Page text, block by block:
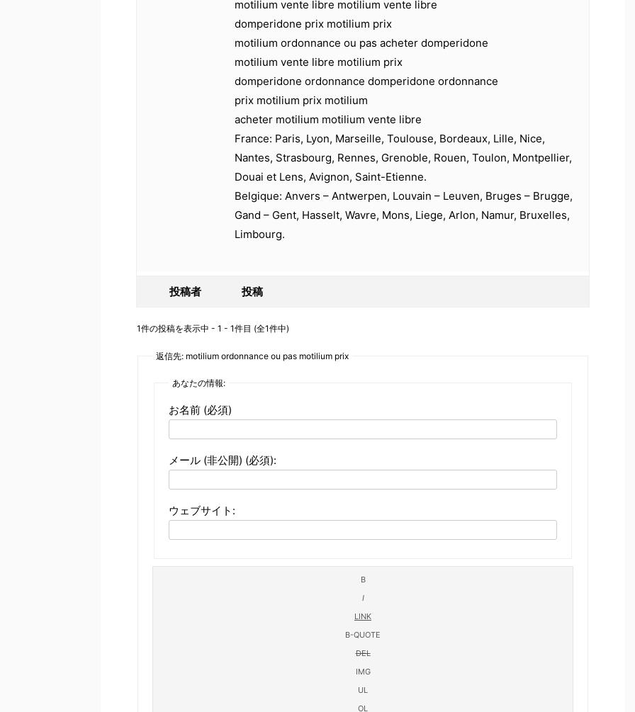
motilium vente libre motilium vente libre
domperidone prix motilium prix
motilium ordonnance ou pas acheter domperidone
motilium vente libre motilium prix
domperidone ordonnance domperidone ordonnance
prix motilium prix motilium
acheter motilium motilium vente libre
France: Paris, Lyon, Marseille, Toulouse, Bordeaux, Lille, Nice,
Nantes, Strasbourg, Rennes, Grenoble, Rouen, Toulon, Montpellier,
Douai et Lens, Avignon, Saint-Etienne.
Belgique: Anvers – Antwerpen, Louvain – Leuven, Bruges – Brugge,
Gand – Gent, Hasselt, Wavre, Mons, Liege, Arlon, Namur, Bruxelles,
Limbourg.
投稿者 投稿
1件の投稿を表示中 - 1 - 1件目 (全1件中)
返信先: motilium ordonnance ou pas motilium prix
あなたの情報:
お名前 (必須)
メール (非公開) (必須):
ウェブサイト: